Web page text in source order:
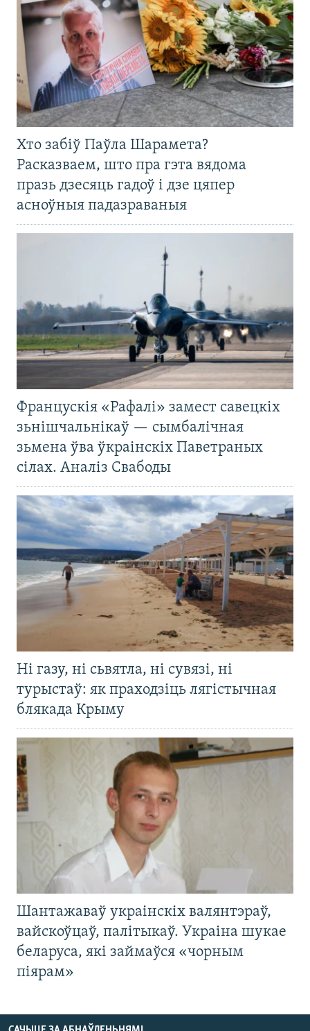
Хто забіў Паўла Шарамета?
Расказваем, што пра гэта вядома
празь дзесяць гадоў і дзе цяпер
асноўныя падазраваныя
Францускія «Рафалі» замест савецкіх
зьнішчальнікаў — сымбалічная
зьмена ўва ўкраінскіх Паветраных
сілах. Аналіз Свабоды
Ні газу, ні сьвятла, ні сувязі, ні
турыстаў: як праходзіць лягістычная
блякада Крыму
Шантажаваў украінскіх валянтэраў,
вайскоўцаў, палітыкаў. Украіна шукае
беларуса, які займаўся «чорным
піярам»